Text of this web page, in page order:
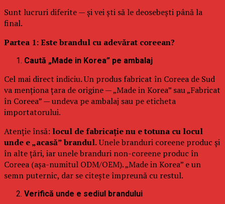
Sunt lucruri diferite — și vei ști să le deosebești până la
final.
Partea 1: Este brandul cu adevărat coreean?
Caută „Made in Korea” pe ambalaj
Cel mai direct indiciu. Un produs fabricat în Coreea de Sud
va menționa țara de origine — „Made in Korea” sau „Fabricat
în Coreea” — undeva pe ambalaj sau pe eticheta
importatorului.
Atenție însă: locul de fabricație nu e totuna cu locul
unde e „acasă” brandul.Unele branduri coreene produc și
în alte țări, iar unele branduri non-coreene produc în
Coreea (așa-numitul ODM/OEM). „Made in Korea” e un
semn puternic, dar se citește împreună cu restul.
Verifică unde e sediul brandului